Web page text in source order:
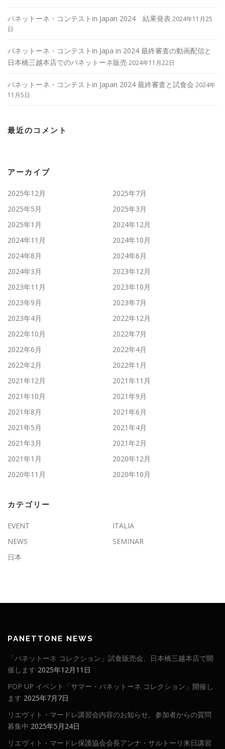
パネットーネ・コンテストin Japan 2024 結果発表 2024年11月25
日
パネットーネ・コンテストin Japa in 2024 最終審査の動画配信と
日本橋三越本店でのパネットーネ販売 2024年11月22日
パネットーネ・コンテストin Japan 2024 最終審査と試食会 2024年
11月5日
最近のコメント
アーカイブ
2025年12月
2025年7月
2025年5月
2025年3月
2025年1月
2024年12月
2024年11月
2024年10月
2024年8月
2024年6月
2024年3月
2023年12月
2023年11月
2023年10月
2023年9月
2023年7月
2023年4月
2022年12月
2022年10月
2022年7月
2022年6月
2022年4月
2022年2月
2022年1月
2021年12月
2021年11月
2021年10月
2021年9月
2021年8月
2021年6月
2021年5月
2021年4月
2021年3月
2021年2月
2021年1月
2020年12月
2020年11月
2020年10月
カテゴリー
EVENT
ITALIA
NEWS
SEMINAR
日本
PANETTONE NEWS
「パネットーネ コレクション」試食販売会、日本橋三越本店で開
催します 2025年12月11日
POP UP イベント「サマー・パネットーネ コレクション」開催し
ます 2025年7月7日
リエヴィト・マードレ講習会内容のお知らせ。参加者からの質問
募集中 2025年5月24日
リエヴィト・マードレ保護協会会長アンナ・サルトーリ来日講習